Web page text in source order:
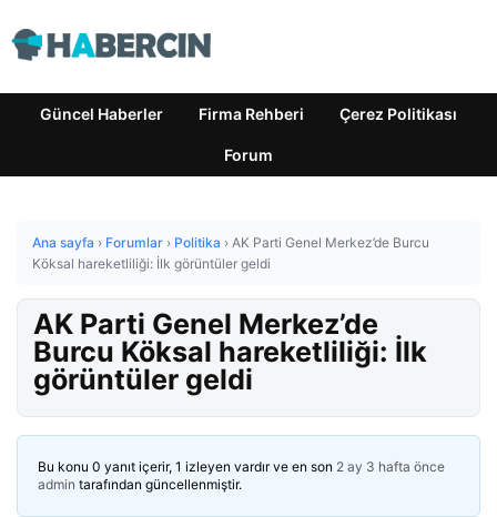
Güncel Haberler Firma Rehberi Çerez Politikası
Forum
Ana sayfa › Forumlar › Politika › AK Parti Genel Merkez’de Burcu
Köksal hareketliliği: İlk görüntüler geldi
AK Parti Genel Merkez’de
Burcu Köksal hareketliliği: İlk
görüntüler geldi
Bu konu 0 yanıt içerir, 1 izleyen vardır ve en son 2 ay 3 hafta önce
admin tarafından güncellenmiştir.